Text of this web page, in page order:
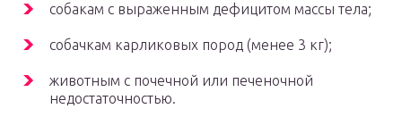
собакам с выраженным дефицитом массы тела;
собачкам карликовых пород (менее 3 кг);
животным с почечной или печеночной
недостаточностью.